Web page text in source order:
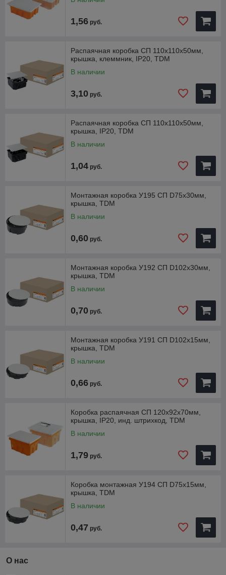
1,56 руб.
Распаячная коробка СП 110х110х50мм,
крышка, клеммник, IP20, TDM
В наличии
3,10 руб.
Распаячная коробка СП 110х110х50мм,
крышка, IP20, TDM
В наличии
1,04 руб.
Монтажная коробка У195 СП D75х30мм,
крышка, TDM
В наличии
0,60 руб.
Монтажная коробка У192 СП D102х30мм,
крышка, TDM
В наличии
0,70 руб.
Монтажная коробка У191 СП D102х15мм,
крышка, TDM
В наличии
0,66 руб.
Коробка распаячная СП 120х92х70мм,
крышка, IP20, инд. штрихкод, TDM
В наличии
1,79 руб.
Коробка монтажная У194 СП D75х15мм,
крышка, TDM
В наличии
0,47 руб.
О нас